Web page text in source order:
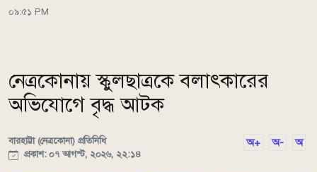
০৯:৫১ PM
নেত্রকোনায় স্কুলছাত্রকে বলাৎকারের
অভিযোগে বৃদ্ধ আটক
বারহাট্টা (নেত্রকোনা) প্রতিনিধি
প্রকাশ: ০৭ আগস্ট, ২০২৬, ২২:১৪
অ+ অ- অ